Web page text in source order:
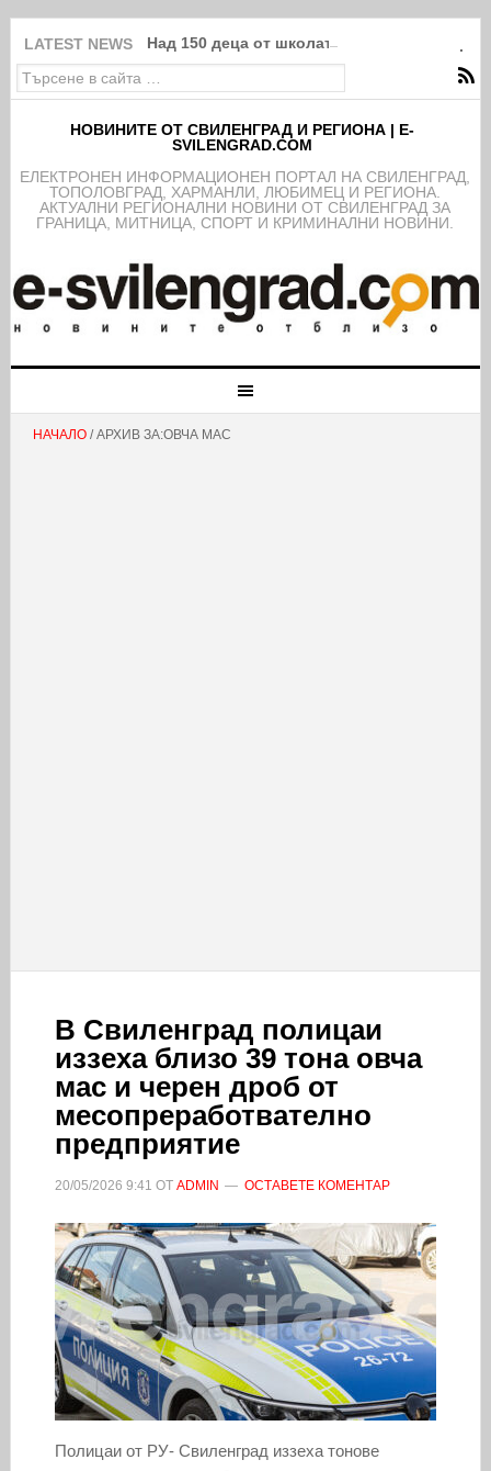
LATEST NEWS Над 150 деца от школата на ФК
НОВИНИТЕ ОТ СВИЛЕНГРАД И РЕГИОНА | E-
SVILENGRAD.COM
EЛЕКТРОНЕН ИНФОРМАЦИОНЕН ПОРТАЛ НА СВИЛЕНГРАД,
ТОПОЛОВГРАД, ХАРМАНЛИ, ЛЮБИМЕЦ И РЕГИОНА.
АКТУАЛНИ РЕГИОНАЛНИ НОВИНИ ОТ СВИЛЕНГРАД ЗА
ГРАНИЦА, МИТНИЦА, СПОРТ И КРИМИНАЛНИ НОВИНИ.
НАЧАЛО/ АРХИВ ЗА:ОВЧА МАС
В Свиленград полицаи
иззеха близо 39 тона овча
мас и черен дроб от
месопреработвателно
предприятие
20/05/2026 9:41 ОТ ADMIN ОСТАВЕТЕ КОМЕНТАР
Полицаи от РУ- Свиленград иззеха тонове